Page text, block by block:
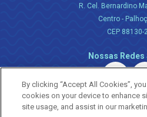
R. Cel. Bernardino
Centro -
CEP 88130-
Nossas
By clicking “Accept All Cookies”,
cookies on your device to enhance
site usage, and assist in our